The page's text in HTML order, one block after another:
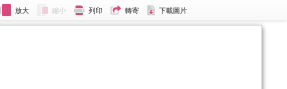
放大 縮小 列印 轉寄 下載圖片